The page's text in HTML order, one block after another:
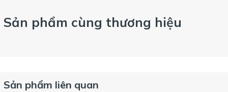
Sản phẩm cùng thương hiệu
Sản phẩm liên quan